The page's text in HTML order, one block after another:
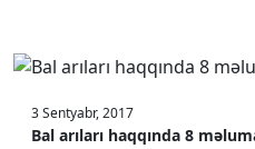
3 Sentyabr, 2017
Bal arıları haqqında 8